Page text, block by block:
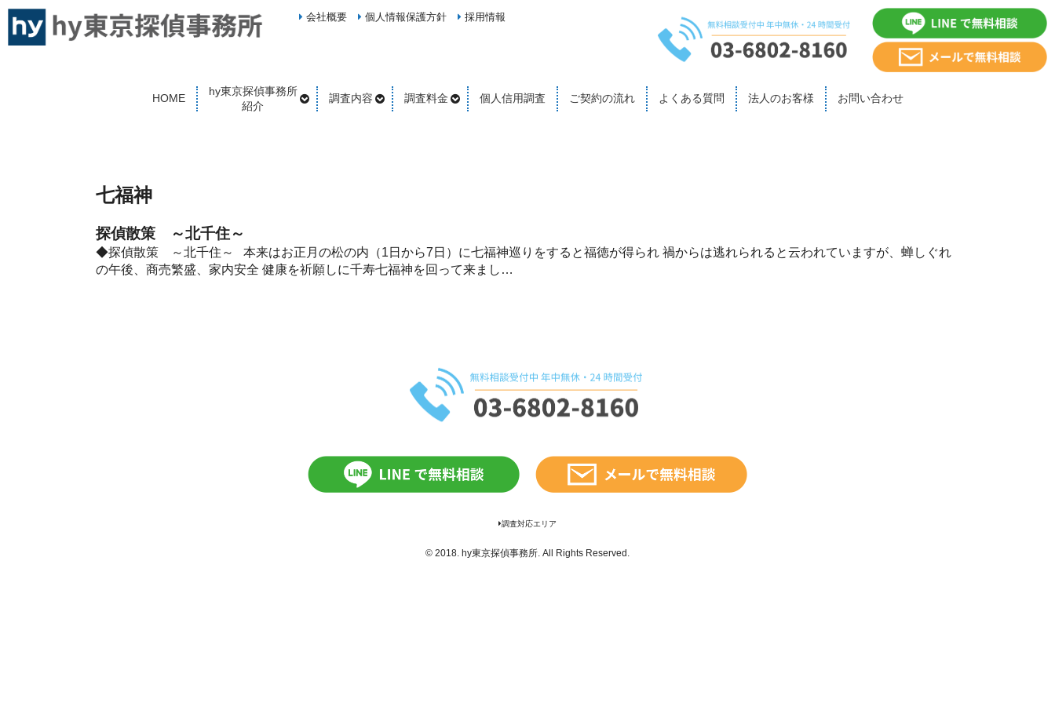
会社概要 個人情報保護方針 採用情報
HOME
hy東京探偵事務所
紹介
調査内容 調査料金 個人信用調査 ご契約の流れ よくある質問 法人のお客様 お問い合わせ
七福神
探偵散策 ～北千住～
◆探偵散策 ～北千住～ 本来はお正月の松の内（1日から7日）に七福神巡りをすると福徳が得られ 禍からは逃れられると云われていますが、蝉しぐれ
の午後、商売繁盛、家内安全 健康を祈願しに千寿七福神を回って来まし…
調査対応エリア
© 2018. hy東京探偵事務所. All Rights Reserved.